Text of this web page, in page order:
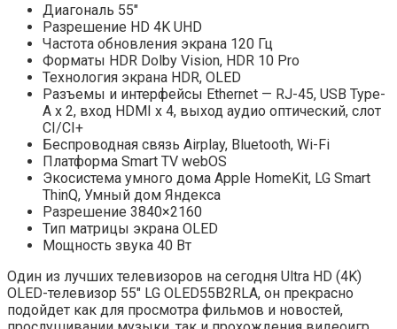
Диагональ 55″
Разрешение HD 4K UHD
Частота обновления экрана 120 Гц
Форматы HDR Dolby Vision, HDR 10 Pro
Технология экрана HDR, OLED
Разъемы и интерфейсы Ethernet — RJ-45, USB Type-
A x 2, вход HDMI x 4, выход аудио оптический, слот
CI/CI+
Беспроводная связь Airplay, Bluetooth, Wi-Fi
Платформа Smart TV webOS
Экосистема умного дома Apple HomeKit, LG Smart
ThinQ, Умный дом Яндекса
Разрешение 3840×2160
Тип матрицы экрана OLED
Мощность звука 40 Вт
Один из лучших телевизоров на сегодня Ultra HD (4K)
OLED-телевизор 55″ LG OLED55B2RLA, он прекрасно
подойдет как для просмотра фильмов и новостей,